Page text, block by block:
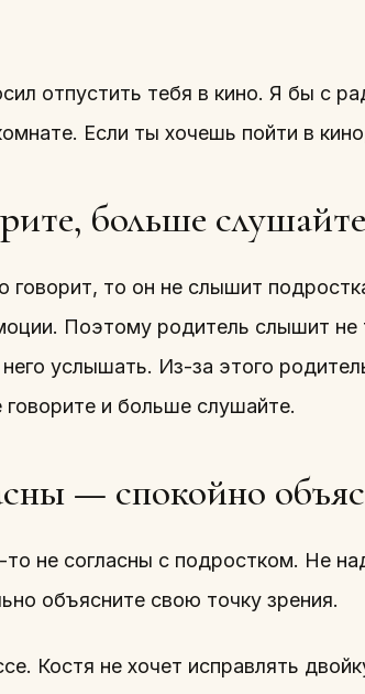
отпустить тебя в кино. Я бы с
Если ты хочешь пойти в
больше слушайте
говорит, то он не слышит
Поэтому родитель слышит не
услышать. Из-за этого
и больше слушайте.
— спокойно
не согласны с подростком. Не
объясните свою точку зрения.
Костя не хочет исправлять